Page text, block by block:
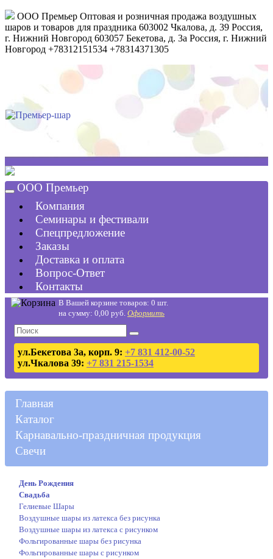
ООО Премьер Оптовая и розничная продажа воздушных
шаров и товаров для праздника 603002 Чкалова, д. 39 Россия,
г. Нижний Новгород 603057 Бекетова, д. 3а Россия, г. Нижний
Новгород +78312151534 +78314371305
ООО Премьер
Компания
Семинары и фестивали
Спецпредложение
Заказы
Доставка и оплата
Вопрос-Ответ
Контакты
В Вашей корзине товаров: 0 шт.
на сумму: 0,00 руб. Оформить
ул.Бекетова 3а, корп. 9: +7 831 412-00-52
ул.Чкалова 39: +7 831 215-1534
Главная
Каталог
Карнавально-праздничная продукция
Свечи
День Рождения
Свадьба
Гелиевые Шары
Воздушные шары из латекса без рисунка
Воздушные шары из латекса с рисунком
Фольгированные шары без рисунка
Фольгированные шары с рисунком